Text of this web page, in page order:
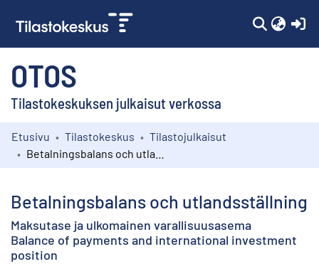
OTOS
Tilastokeskuksen julkaisut verkossa
Kokoelmat
Etusivu Tilastokeskus
Tilastojulkaisut
Betalningsbalans och utlandsställning
Maksutase ja ulkomainen varallisuusasema
Balance of payments and international investment
position